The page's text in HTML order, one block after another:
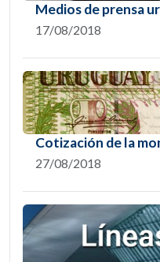
Medios de prensa
17/08/2018
Cotización de la
27/08/2018